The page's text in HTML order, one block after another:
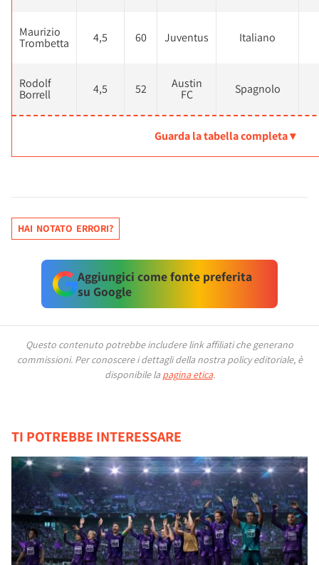
Maurizio
Trombetta 4,5 60 Juventus Italiano
Rodolf
Borrell 4,5 52 Austin
FC Spagnolo
Guarda la tabella completa ▾
HAI NOTATO ERRORI?
Aggiungici come fonte preferita
su Google
Questo contenuto potrebbe includere link affiliati che generano
commissioni. Per conoscere i dettagli della nostra policy editoriale, è
disponibile la pagina etica.
TI POTREBBE INTERESSARE